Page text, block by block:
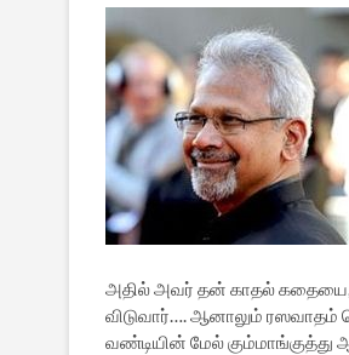
அதில் அவர் தன் காதல்
விடுவார்…. ஆனாலும் ரஸவாதம்
வண்டியின் மேல்